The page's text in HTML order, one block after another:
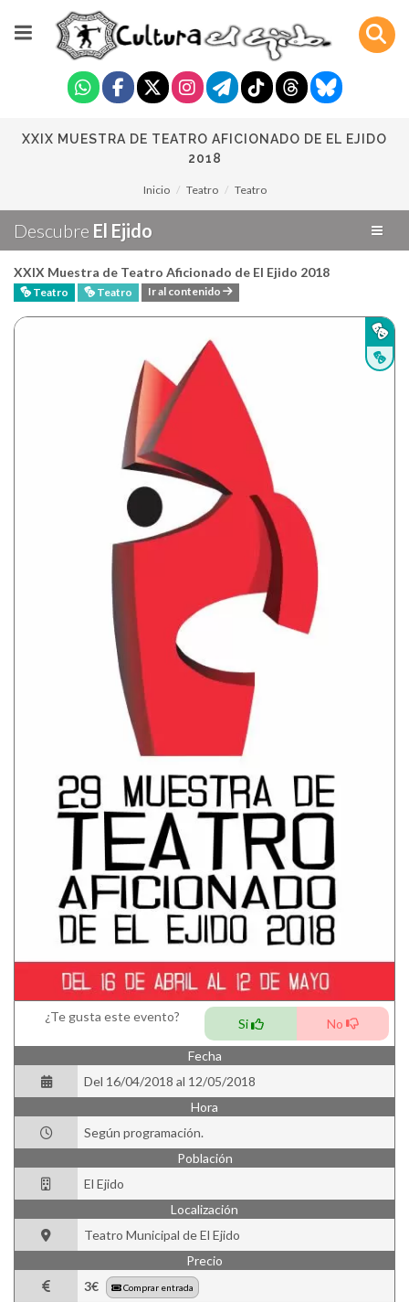
XXIX MUESTRA DE TEATRO AFICIONADO DE EL EJIDO
2018
Inicio Teatro Teatro
Descubre El Ejido
XXIX Muestra de Teatro Aficionado de El Ejido 2018
Teatro Teatro Ir al contenido
¿Te gusta este evento? Si No
Fecha
Del 16/04/2018 al 12/05/2018
Hora
Según programación.
Población
El Ejido
Localización
Teatro Municipal de El Ejido
Precio
3€
Comprar entrada